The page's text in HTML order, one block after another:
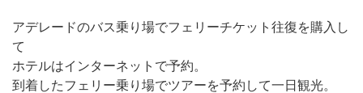
アデレードのバス乗り場でフェリーチケット往復を購入し
て
ホテルはインターネットで予約。
到着したフェリー乗り場でツアーを予約して一日観光。